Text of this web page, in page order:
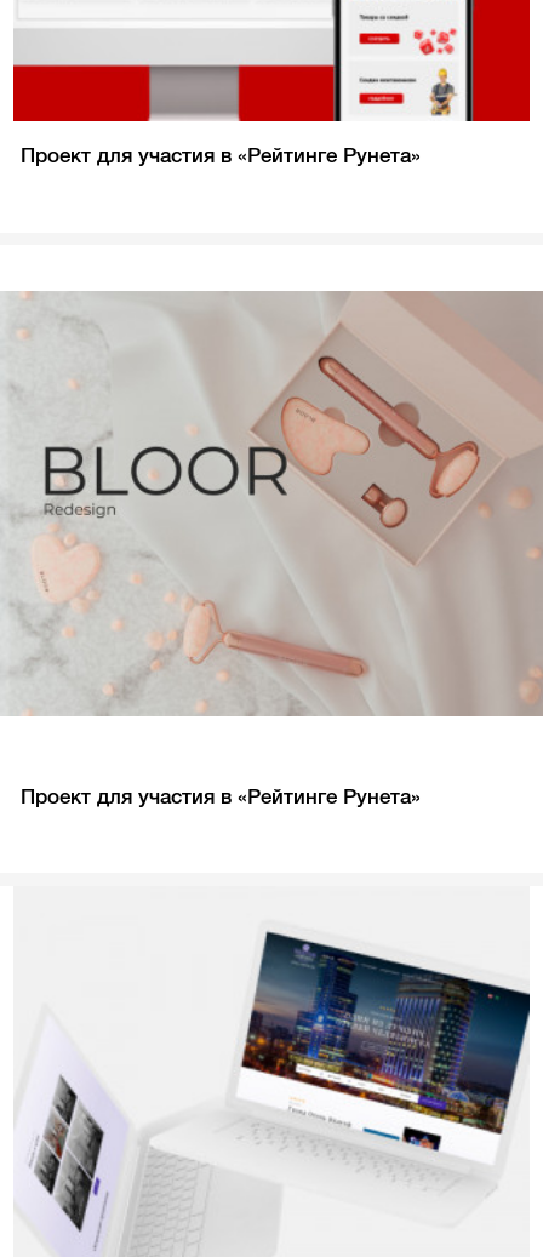
Проект для участия в «Рейтинге Рунета»
Проект для участия в «Рейтинге Рунета»